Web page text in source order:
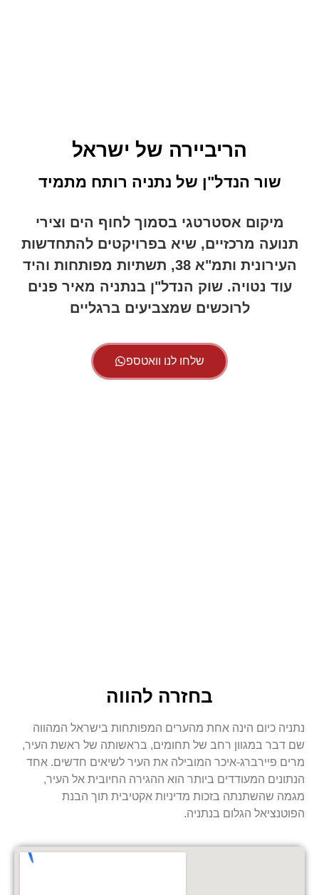
הריביירה של ישראל
שור הנדל"ן של נתניה רותח מתמיד
מיקום אסטרטגי בסמוך לחוף הים וצירי
תנועה מרכזיים, שיא בפרויקטים להתחדשות
העירונית ותמ"א 38, תשתיות מפותחות והיד
עוד נטויה. שוק הנדל"ן בנתניה מאיר פנים
לרוכשים שמצביעים ברגליים
שלחו לנו וואטספ
בחזרה להווה
נתניה כיום הינה אחת מהערים המפותחות בישראל המהווה
שם דבר במגוון רחב של תחומים, בראשותה של ראשת העיר,
מרים פיירברג-איכר המובילה את העיר לשיאים חדשים. אחד
הנתונים המעודדים ביותר הוא ההגירה החיובית אל העיר,
מגמה שהשתנתה בזכות מדיניות אקטיבית תוך הבנת
הפוטנציאל הגלום בנתניה.